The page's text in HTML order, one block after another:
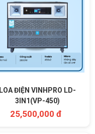
LOA ĐIỆN VINHPRO LD-
3IN1(VP-450)
25,500,000 đ